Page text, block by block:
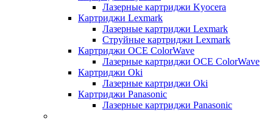
Лазерные картриджи Kyocera
Картриджи Lexmark
Лазерные картриджи Lexmark
Струйные картриджи Lexmark
Картриджи OCE ColorWave
Лазерные картриджи OCE ColorWave
Картриджи Oki
Лазерные картриджи Oki
Картриджи Panasonic
Лазерные картриджи Panasonic